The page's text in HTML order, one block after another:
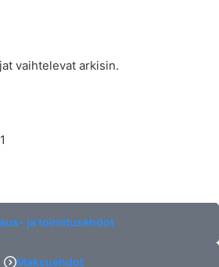
vaihtelevat arkisin.
ja toimitusehdot
Maksuehdot